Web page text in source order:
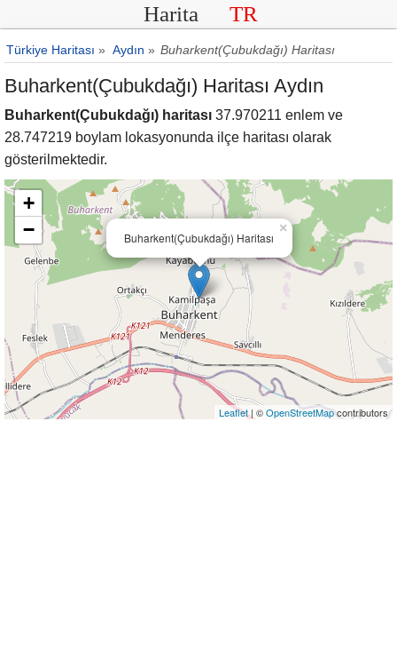
Harita TR
Türkiye Haritası » Aydın » Buharkent(Çubukdağı) Haritası
Buharkent(Çubukdağı) Haritası Aydın
Buharkent(Çubukdağı) haritası 37.970211 enlem ve
28.747219 boylam lokasyonunda ilçe haritası olarak
gösterilmektedir.
Buharkent(Çubukdağı) Haritası
×
+
−
Leaflet| ©OpenStreetMapcontributors